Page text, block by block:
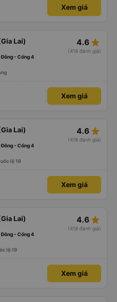
Xem giá
Lai) 4.6 star_rate
(418 đánh giá)
Đông - Cổng 4
Xem giá
Lai) 4.6 star_rate
(418 đánh giá)
Đông - Cổng 4
lộ 19
Xem giá
Lai) 4.6 star_rate
(418 đánh giá)
Đông - Cổng 4
lộ 19
Xem giá